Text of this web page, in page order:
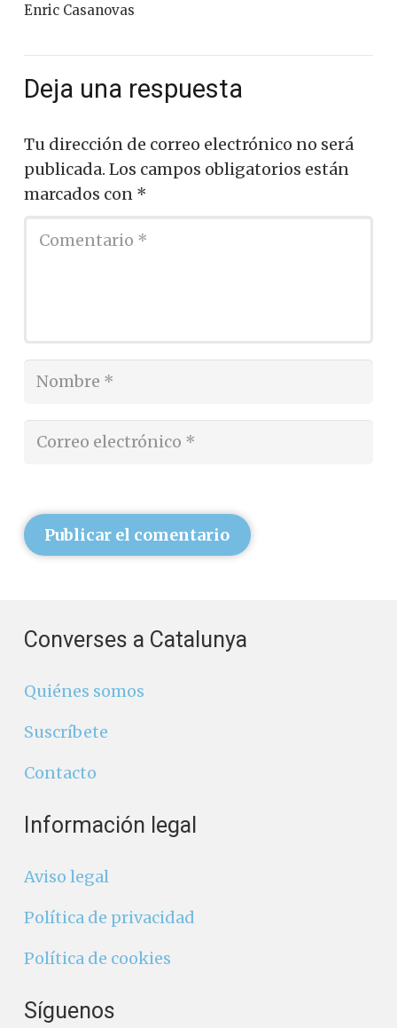
Enric Casanovas
Deja una respuesta
Tu dirección de correo electrónico no será
publicada. Los campos obligatorios están
marcados con *
Publicar el comentario
Converses a Catalunya
Quiénes somos
Suscríbete
Contacto
Información legal
Aviso legal
Política de privacidad
Política de cookies
Síguenos